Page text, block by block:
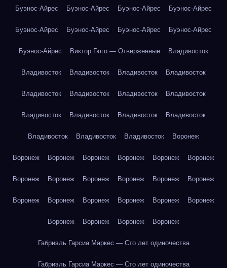
Буэнос-Айрес Буэнос-Айрес Буэнос-Айрес Буэнос-Айрес
Буэнос-Айрес Буэнос-Айрес Буэнос-Айрес Буэнос-Айрес
Буэнос-Айрес Виктор Гюго — Отверженные Владивосток
Владивосток Владивосток Владивосток Владивосток
Владивосток Владивосток Владивосток Владивосток
Владивосток Владивосток Владивосток Владивосток
Владивосток Владивосток Владивосток Воронеж
Воронеж Воронеж Воронеж Воронеж Воронеж Воронеж
Воронеж Воронеж Воронеж Воронеж Воронеж Воронеж
Воронеж Воронеж Воронеж Воронеж Воронеж Воронеж
Воронеж Воронеж Воронеж Воронеж
Габриэль Гарсиа Маркес — Сто лет одиночества
Габриэль Гарсиа Маркес — Сто лет одиночества